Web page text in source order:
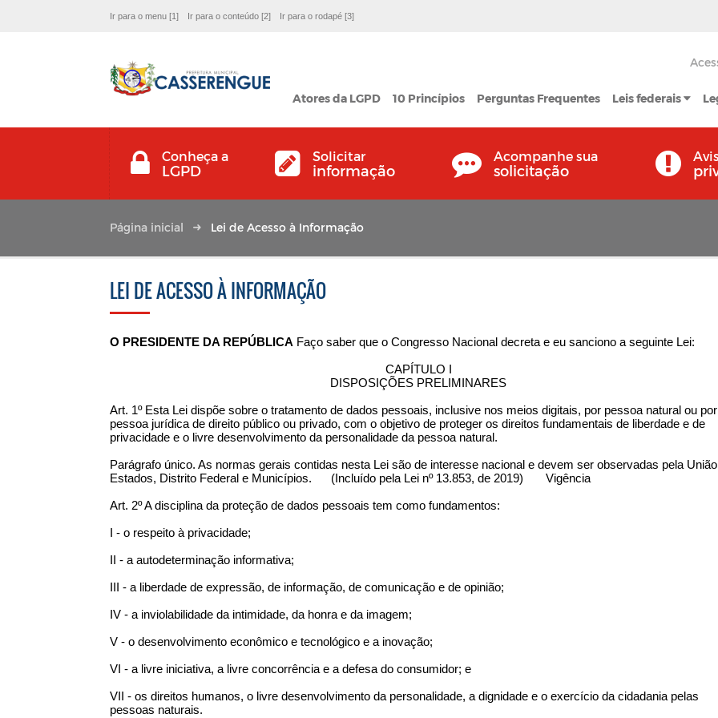
Ir para o menu [1] Ir para o conteúdo [2] Ir para o rodapé [3]
Atores da LGPD 10 Princípios Perguntas Frequentes Leis federais
Conheça a
LGPD
Solicitar
informação
Acompanhe sua
solicitação
Página inicial Lei de Acesso à Informação
LEI DE ACESSO À INFORMAÇÃO
O PRESIDENTE DA REPÚBLICA Faço saber que o Congresso Nacional decreta e eu sanciono a seguinte Lei:
CAPÍTULO I
DISPOSIÇÕES PRELIMINARES
Art. 1º Esta Lei dispõe sobre o tratamento de dados pessoais, inclusive nos meios digitais, por pessoa natural ou por
pessoa jurídica de direito público ou privado, com o objetivo de proteger os direitos fundamentais de liberdade e de
privacidade e o livre desenvolvimento da personalidade da pessoa natural.
Parágrafo único. As normas gerais contidas nesta Lei são de interesse nacional e devem ser observadas pela
Estados, Distrito Federal e Municípios. (Incluído pela Lei nº 13.853, de 2019) Vigência
Art. 2º A disciplina da proteção de dados pessoais tem como fundamentos:
I - o respeito à privacidade;
II - a autodeterminação informativa;
III - a liberdade de expressão, de informação, de comunicação e de opinião;
IV - a inviolabilidade da intimidade, da honra e da imagem;
V - o desenvolvimento econômico e tecnológico e a inovação;
VI - a livre iniciativa, a livre concorrência e a defesa do consumidor; e
VII - os direitos humanos, o livre desenvolvimento da personalidade, a dignidade e o exercício da cidadania pelas
pessoas naturais.